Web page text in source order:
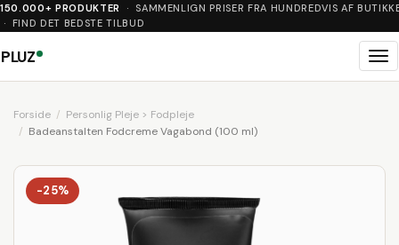
150.000+ PRODUKTER
· SAMMENLIGN PRISER FRA HUNDREDVIS AF
· FIND DET BEDSTE TILBUD
PLUZ
Forside
Personlig Pleje > Fodpleje
Badeanstalten Fodcreme Vagabond (100 ml)
-25%